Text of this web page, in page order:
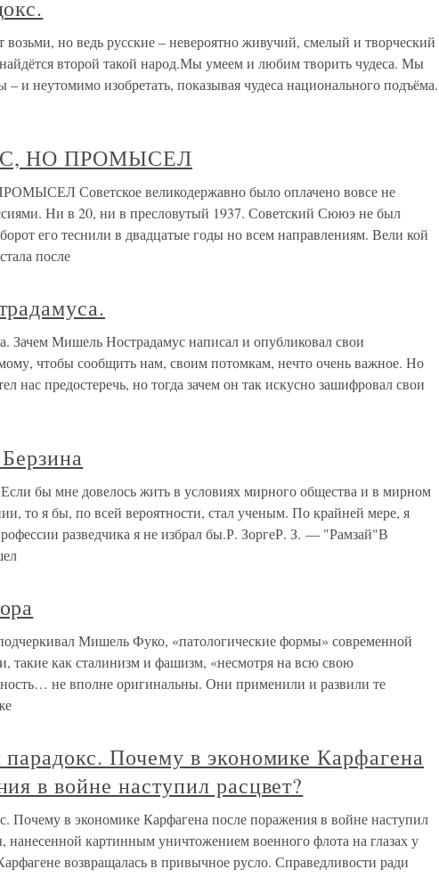
возьми, но ведь русские – невероятно живучий, смелый и творческий
второй такой народ.Мы умеем и любим творить чудеса. Мы
– и неутомимо изобретать, показывая чудеса национального подъёма.
НО ПРОМЫСЕЛ
Советское великодержавно было оплачено вовсе не
Ни в 20, ни в пресловутый 1937. Советский Сююэ не был
его теснили в двадцатые годы но всем направлениям. Вели кой
после
Зачем Мишель Нострадамус написал и опубликовал свои
чтобы сообщить нам, своим потомкам, нечто очень важное. Но
нас предостеречь, но тогда зачем он так искусно зашифровал свои
бы мне довелось жить в условиях мирного общества и в мирном
то я бы, по всей вероятности, стал ученым. По крайней мере, я
разведчика я не избрал бы.Р. ЗоргеР. З. — "Рамзай"В
Мишель Фуко, «патологические формы» современной
такие как сталинизм и фашизм, «несмотря на всю свою
не вполне оригинальны. Они применили и развили те
Почему в экономике Карфагена
в войне наступил расцвет?
Почему в экономике Карфагена после поражения в войне наступил
нанесенной картинным уничтожением военного флота на глазах у
возвращалась в привычное русло. Справедливости ради